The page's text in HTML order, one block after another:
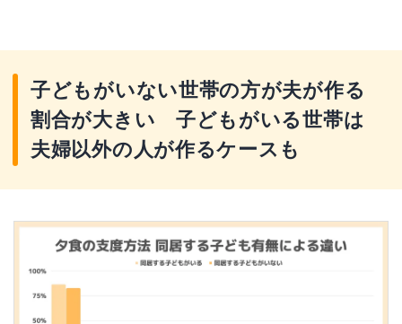
子どもがいない世帯の方が夫が作る
割合が大きい 子どもがいる世帯は
夫婦以外の人が作るケースも